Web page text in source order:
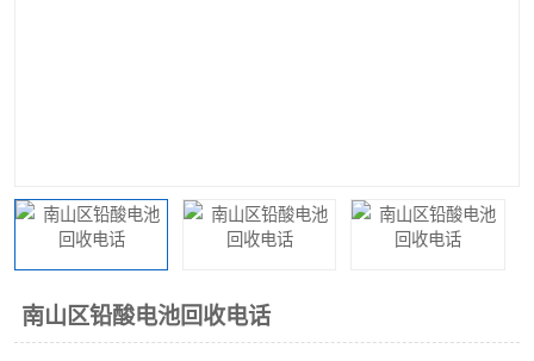
南山区铅酸电池回收电话